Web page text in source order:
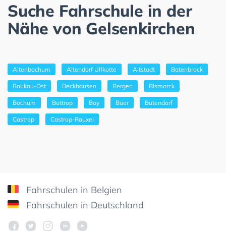
Suche Fahrschule in der
Nähe von Gelsenkirchen
Altenbochum Altendorf Ulfkotte Altstadt Batenbrock
Baukau-Ost Beckhausen Bergen Bismarck
Bochum Bottrop Boy Buer Butendorf
Castrop Castrop-Rauxel
Fahrschulen in Belgien
Fahrschulen in Deutschland